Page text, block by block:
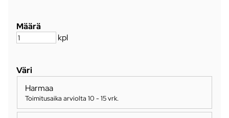
Määrä
kpl
Väri
Harmaa
Toimitusaika arviolta 10 - 15 vrk.